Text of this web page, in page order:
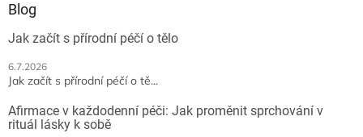
Blog
Jak začít s přírodní péčí o tělo
6.7.2026
Jak začít s přírodní péčí o tě...
Afirmace v každodenní péči: Jak proměnit sprchování v
rituál lásky k sobě